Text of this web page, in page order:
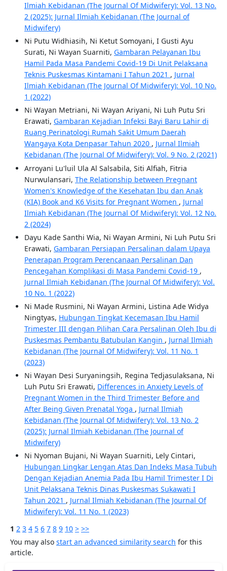
Ilmiah Kebidanan (The Journal Of Midwifery): Vol. 13 No.
2 (2025): Jurnal Ilmiah Kebidanan (The Journal of
Midwifery)
Ni Putu Widhiasih, Ni Ketut Somoyani, I Gusti Ayu
Surati, Ni Wayan Suarniti, Gambaran Pelayanan Ibu
Hamil Pada Masa Pandemi Covid-19 Di Unit Pelaksana
Teknis Puskesmas Kintamani I Tahun 2021 , Jurnal
Ilmiah Kebidanan (The Journal Of Midwifery): Vol. 10 No.
1 (2022)
Ni Wayan Metriani, Ni Wayan Ariyani, Ni Luh Putu Sri
Erawati, Gambaran Kejadian Infeksi Bayi Baru Lahir di
Ruang Perinatologi Rumah Sakit Umum Daerah
Wangaya Kota Denpasar Tahun 2020 , Jurnal Ilmiah
Kebidanan (The Journal Of Midwifery): Vol. 9 No. 2 (2021)
Arroyani Lu'luil Ula Al Salsabila, Siti Alfiah, Fitria
Nurwulansari, The Relationship between Pregnant
Women's Knowledge of the Kesehatan Ibu dan Anak
(KIA) Book and K6 Visits for Pregnant Women , Jurnal
Ilmiah Kebidanan (The Journal Of Midwifery): Vol. 12 No.
2 (2024)
Dayu Kade Santhi Wia, Ni Wayan Armini, Ni Luh Putu Sri
Erawati, Gambaran Persiapan Persalinan dalam Upaya
Penerapan Program Perencanaan Persalinan Dan
Pencegahan Komplikasi di Masa Pandemi Covid-19 ,
Jurnal Ilmiah Kebidanan (The Journal Of Midwifery): Vol.
10 No. 1 (2022)
Ni Made Rusmini, Ni Wayan Armini, Listina Ade Widya
Ningtyas, Hubungan Tingkat Kecemasan Ibu Hamil
Trimester III dengan Pilihan Cara Persalinan Oleh Ibu di
Puskesmas Pembantu Batubulan Kangin , Jurnal Ilmiah
Kebidanan (The Journal Of Midwifery): Vol. 11 No. 1
(2023)
Ni Wayan Desi Suryaningsih, Regina Tedjasulaksana, Ni
Luh Putu Sri Erawati, Differences in Anxiety Levels of
Pregnant Women in the Third Trimester Before and
After Being Given Prenatal Yoga , Jurnal Ilmiah
Kebidanan (The Journal Of Midwifery): Vol. 13 No. 2
(2025): Jurnal Ilmiah Kebidanan (The Journal of
Midwifery)
Ni Nyoman Bujani, Ni Wayan Suarniti, Lely Cintari,
Hubungan Lingkar Lengan Atas Dan Indeks Masa Tubuh
Dengan Kejadian Anemia Pada Ibu Hamil Trimester I Di
Unit Pelaksana Teknis Dinas Puskesmas Sukawati I
Tahun 2021 , Jurnal Ilmiah Kebidanan (The Journal Of
Midwifery): Vol. 11 No. 1 (2023)
1 2 3 4 5 6 7 8 9 10 > >>
You may also start an advanced similarity search for this
article.